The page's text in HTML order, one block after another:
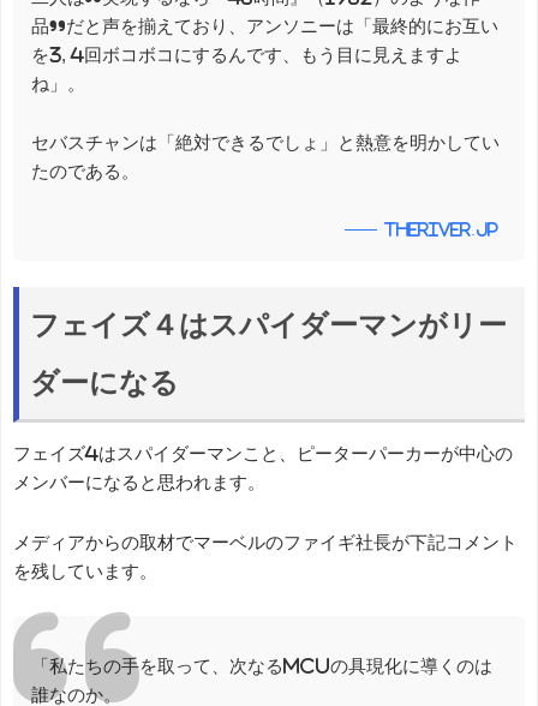
品”だと声を揃えており、アンソニーは「最終的にお互い
を3, 4回ボコボコにするんです、もう目に見えますよ
ね」。
セバスチャンは「絶対できるでしょ」と熱意を明かしてい
たのである。
theriver.jp
フェイズ４はスパイダーマンがリー
ダーになる
フェイズ4はスパイダーマンこと、ピーターパーカーが中心の
メンバーになると思われます。
メディアからの取材でマーベルのファイギ社長が下記コメント
を残しています。
「私たちの手を取って、次なるMCUの具現化に導くのは
誰なのか。